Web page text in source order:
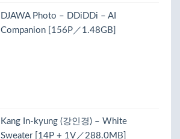
DJAWA Photo – DDiDDi – AI
Companion [156P／1.48GB]
Kang In-kyung (강인경) – White
Sweater [14P + 1V／288.0MB]